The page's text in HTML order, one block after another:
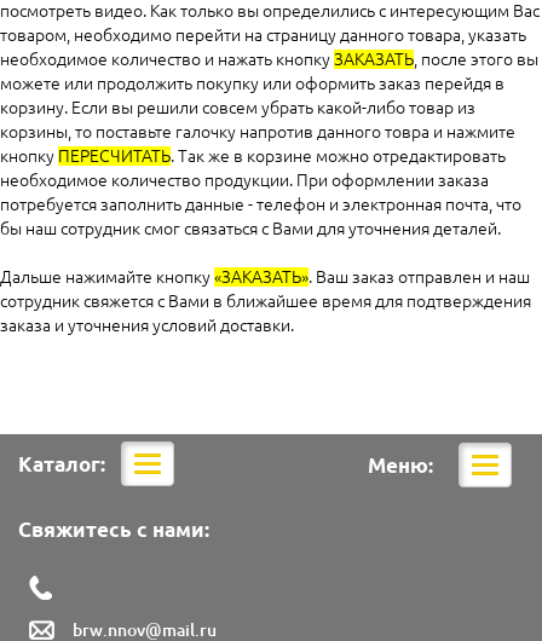
посмотреть видео. Как только вы определились с интересующим Вас
товаром, необходимо перейти на страницу данного товара, указать
необходимое количество и нажать кнопкуЗАКАЗАТЬ, после этого вы
можете или продолжить покупку или оформить заказ перейдя в
корзину. Если вы решили совсем убрать какой-либо товар из
корзины, то поставьте галочку напротив данного товра и нажмите
кнопку ПЕРЕСЧИТАТЬ. Так же в корзине можно отредактировать
необходимое количество продукции. При оформлении заказа
потребуется заполнить данные - телефон и электронная почта, что
бы наш сотрудник смог связаться с Вами для уточнения деталей.
Дальше нажимайте кнопку«ЗАКАЗАТЬ». Ваш заказ отправлен и наш
сотрудник свяжется с Вами в ближайшее время для подтверждения
заказа и уточнения условий доставки.
Меню:
Каталог:
Мобильная
навигация
Свяжитесь с нами:
brw.nnov@mail.ru